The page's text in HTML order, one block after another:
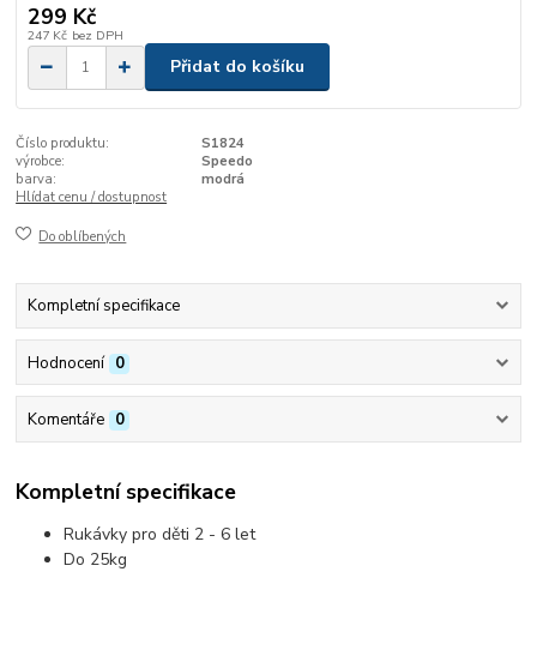
299 Kč
247 Kč bez DPH
Přidat do košíku
Číslo produktu:
S1824
výrobce:
Speedo
barva:
modrá
Hlídat cenu / dostupnost
Do oblíbených
Kompletní specifikace
Hodnocení 0
Komentáře 0
Kompletní specifikace
Rukávky pro děti 2 - 6 let
Do 25kg